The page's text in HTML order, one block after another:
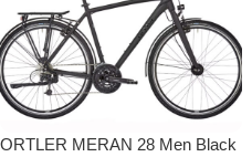
ORTLER MERAN 28 Men Black